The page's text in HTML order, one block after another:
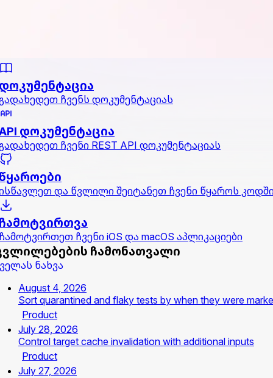
ჩვენს დოკუმენტაციას
დოკუმენტაცია
ჩვენი REST API დოკუმენტაციას
და წვლილი შეიტანეთ ჩვენი წყაროს
ჩვენი iOS და macOS აპლიკაციები
ჩამონათვალი
ნახვა
August 4, 2026
Sort quarantined and flaky tests by when they were
Product
July 28, 2026
Control target cache invalidation with additional inputs
Product
July 27, 2026